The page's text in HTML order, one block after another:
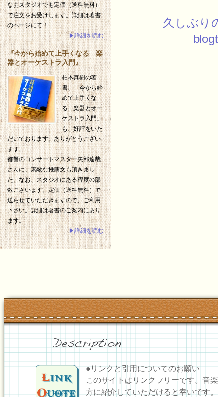
久しぶり
なおスタジオでも定価（送料無料）
で注文をお受けします。詳細は著書
のページにて！
▶詳細を読む
『今から始めて上手くなる 楽
器とオーケストラ入門』
柏木真樹の著
書、「今から始
めて上手くな
る 楽器とオー
ケストラ入門」
も、好評をいた
だいております。ありがとうござい
ます。
都響のコンサートマスター矢部達哉
さんに、素敵な推薦文も頂きまし
た。なお、スタジオにある程度の部
数ございます。定価（送料無料）で
送らせていただきますので、ご利用
下さい。詳細は著書のご案内にあり
ます。
▶詳細を読む
●リンクと引用についてのお願い
このサイトはリンクフリーです。音
方に紹介していただけると幸いです